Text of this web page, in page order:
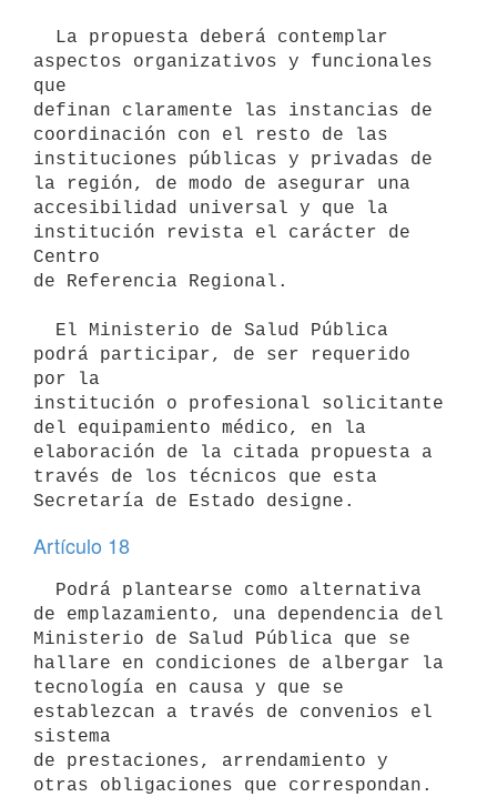
aspectos organizativos y funcionales
que
definan claramente las instancias de
coordinación con el resto de las
instituciones públicas y privadas de
la región, de modo de asegurar una
accesibilidad universal y que la
institución revista el carácter de
Centro
de Referencia Regional.
podrá participar, de ser requerido
por la
institución o profesional solicitante
del equipamiento médico, en la
elaboración de la citada propuesta a
través de los técnicos que esta
Artículo 18
de emplazamiento, una dependencia del
Ministerio de Salud Pública que se
hallare en condiciones de albergar la
tecnología en causa y que se
establezcan a través de convenios el
sistema
de prestaciones, arrendamiento y